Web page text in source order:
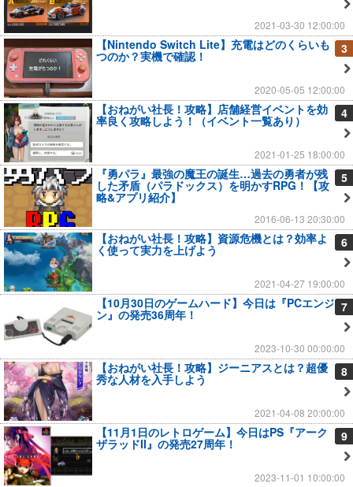
2021-03-30 12:00:00
3
【Nintendo Switch Lite】充電はどのくらいも
つのか？実機で確認！
2020-05-05 12:00:00
4
【おねがい社長！攻略】店舗経営イベントを効
率良く攻略しよう！（イベント一覧あり）
2021-01-25 18:00:00
5
『勇パラ』最強の魔王の誕生…過去の勇者が残
した矛盾（パラドックス）を明かすRPG！【攻
略&アプリ紹介】
2016-06-13 20:30:00
6
【おねがい社長！攻略】資源危機とは？効率よ
く使って実力を上げよう
2021-04-27 19:00:00
7
【10月30日のゲームハード】今日は『PCエンジ
ン』の発売36周年！
2023-10-30 00:00:00
8
【おねがい社長！攻略】ジーニアスとは？超優
秀な人材を入手しよう
2021-04-08 20:00:00
9
【11月1日のレトロゲーム】今日はPS『アーク
ザラッドII』の発売27周年！
2023-11-01 10:00:00